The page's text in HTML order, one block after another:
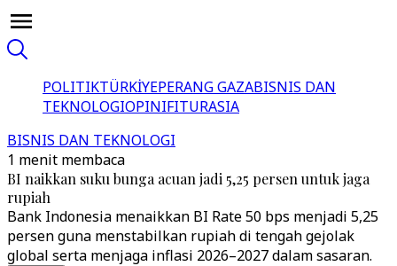
POLITIKTÜRKİYEPERANG GAZABISNIS DAN
TEKNOLOGIOPINIFITURASIA
BISNIS DAN TEKNOLOGI
1 menit membaca
BI naikkan suku bunga acuan jadi 5,25 persen untuk jaga
rupiah
Bank Indonesia menaikkan BI Rate 50 bps menjadi 5,25
persen guna menstabilkan rupiah di tengah gejolak
global serta menjaga inflasi 2026–2027 dalam sasaran.